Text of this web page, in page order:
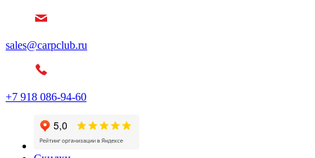
sales@carpclub.ru
+7 918 086-94-60